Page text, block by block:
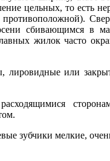
цельных, то есть
сбивающимся в
жилок часто
лировидные или
зубчики мелкие,